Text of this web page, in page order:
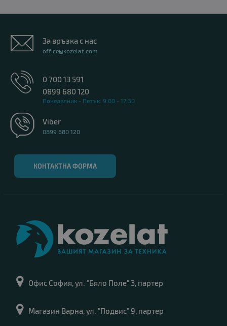
За връзка с нас
office@kozelat.com
0 700 13 591
0899 680 120
Понеделник - Петък: 9:00 - 17:30
Viber
0899 680 120
КОНТАКТНА ФОРМА
Офис София, ул. "Бяло Поле" 3, партер
Магазин Варна, ул. "Подвис" 9, партер